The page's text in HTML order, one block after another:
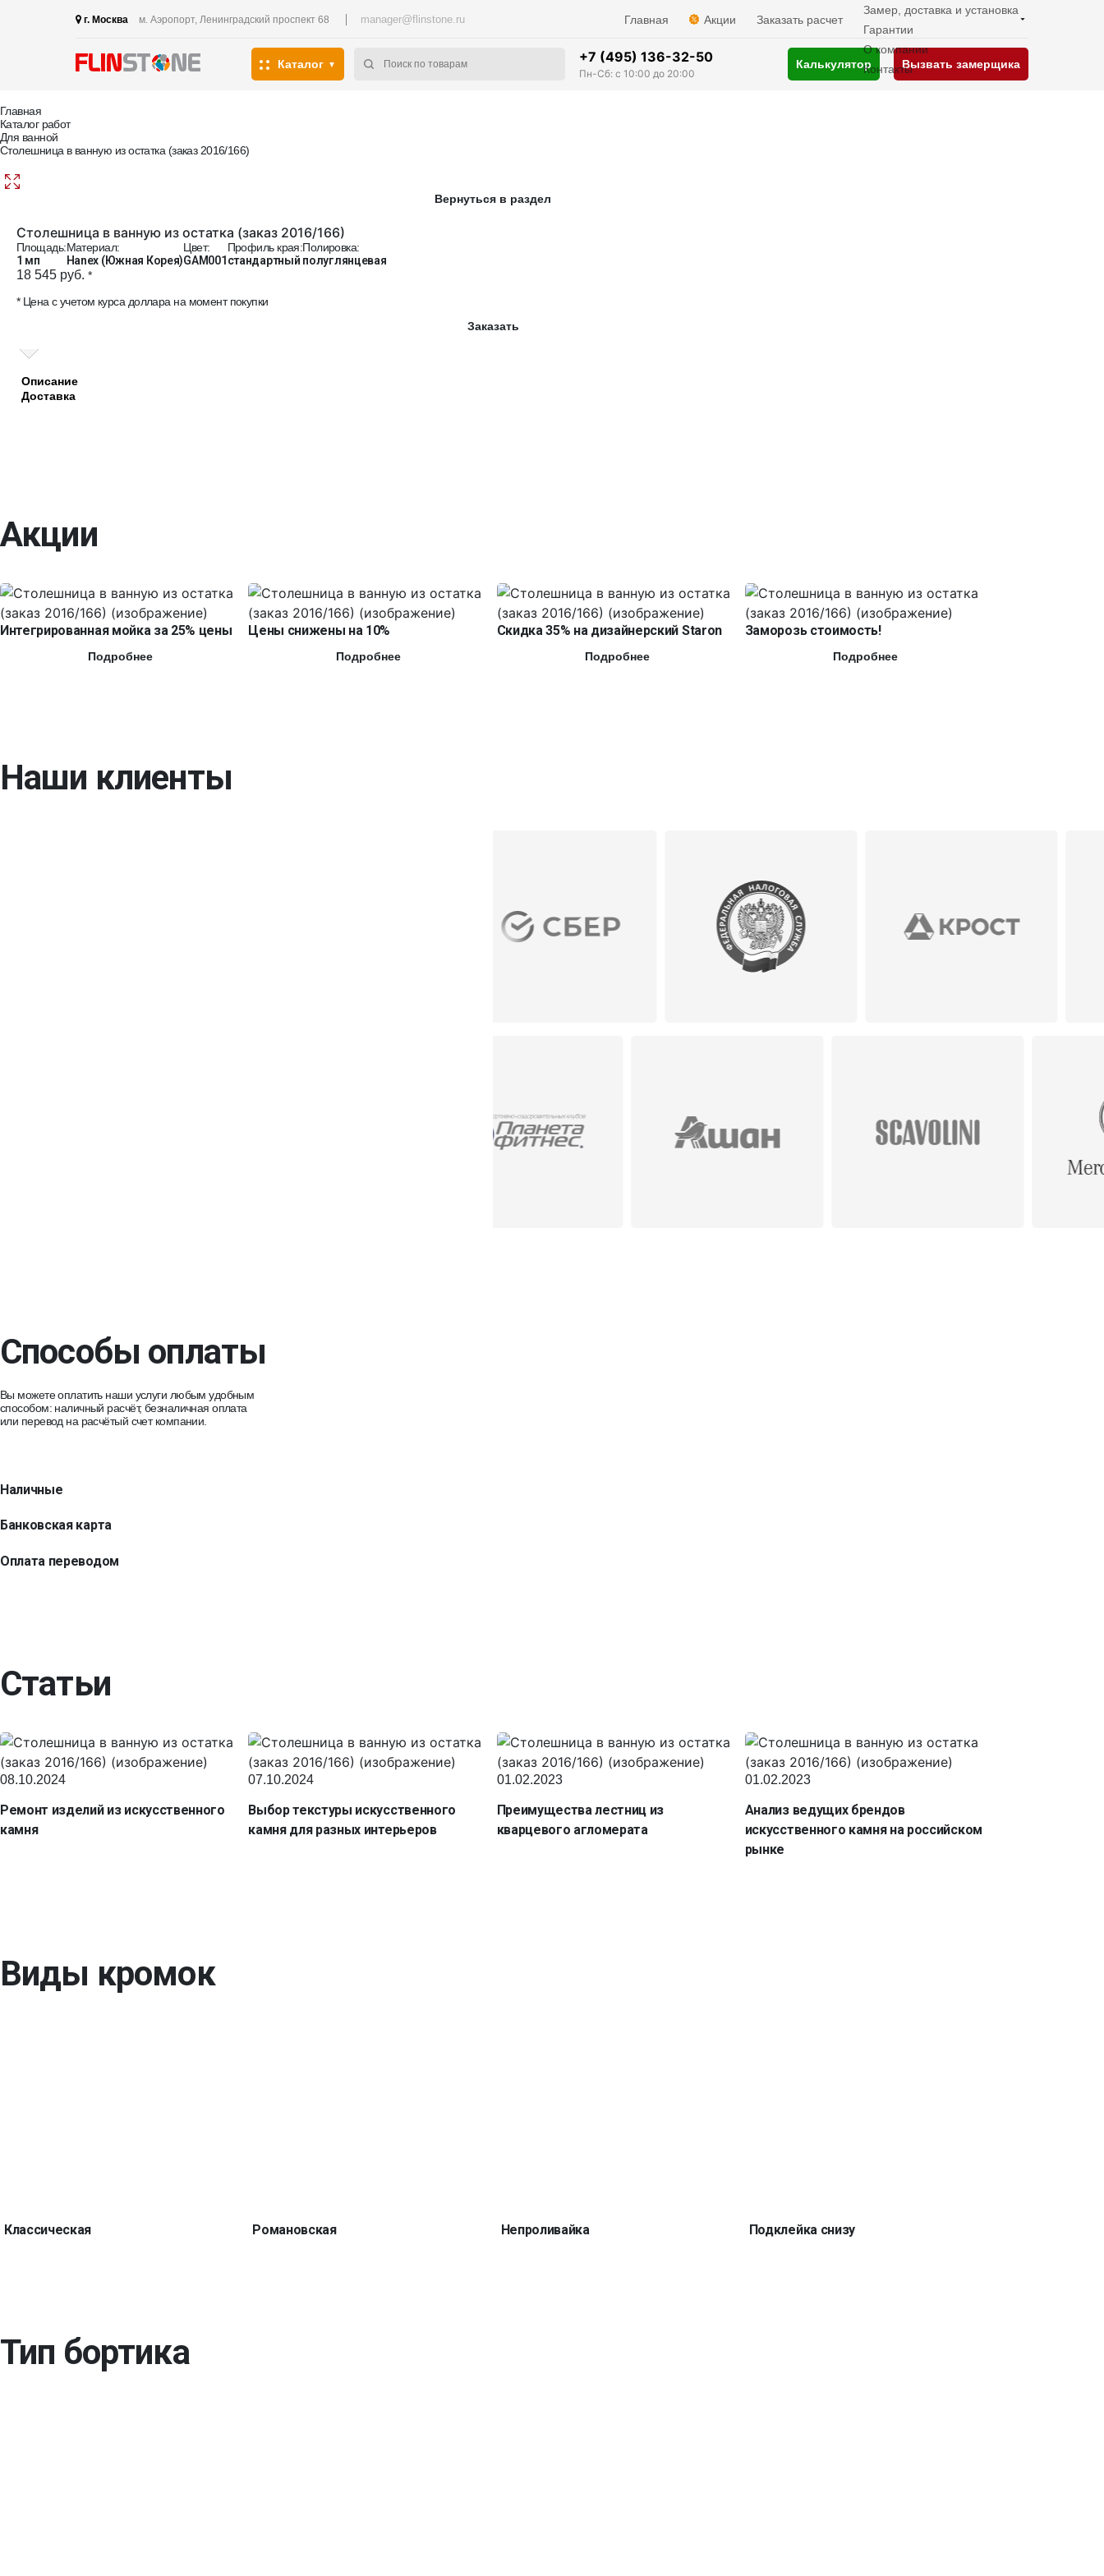
г. Москва м. Аэропорт, Ленинградский проспект 68 manager@flinstone.ru Главная Акции Заказать расчет
Замер, доставка и установка
Гарантии
О компании
Контакты
Каталог +7 (495) 136-32-50
Пн-Сб: с 10:00 до 20:00
Калькулятор Вызвать замерщика
Главная
Каталог работ
Для ванной
Столешница в ванную из остатка (заказ 2016/166)
Вернуться в раздел
Столешница в ванную из остатка (заказ 2016/166)
Площадь:
1 мп
Материал:
Hanex (Южная Корея)
Цвет:
GAM001
Профиль края:
стандартный
Полировка:
полуглянцевая
18 545 руб. *
* Цена с учетом курса доллара на момент покупки
Заказать
Описание
Доставка
Акции
Интегрированная мойка за 25% цены
Подробнее
Цены снижены на 10%
Подробнее
Скидка 35% на дизайнерский Staron
Подробнее
Заморозь стоимость!
Подробнее
Наши клиенты
Способы оплаты
Вы можете оплатить наши услуги любым удобным
способом: наличный расчёт, безналичная оплата
или перевод на расчётый счет компании.
Наличные
Банковская карта
Оплата переводом
Статьи
08.10.2024
Ремонт изделий из искусственного
камня
07.10.2024
Выбор текстуры искусственного
камня для разных интерьеров
01.02.2023
Преимущества лестниц из
кварцевого агломерата
01.02.2023
Анализ ведущих брендов
искусственного камня на российском
рынке
Виды кромок
Классическая Романовская Непроливайка Подклейка снизу
Тип бортика